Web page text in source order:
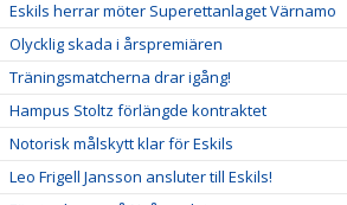
Eskils herrar möter Superettanlaget Värnamo
Olycklig skada i årspremiären
Träningsmatcherna drar igång!
Hampus Stoltz förlängde kontraktet
Notorisk målskytt klar för Eskils
Leo Frigell Jansson ansluter till Eskils!